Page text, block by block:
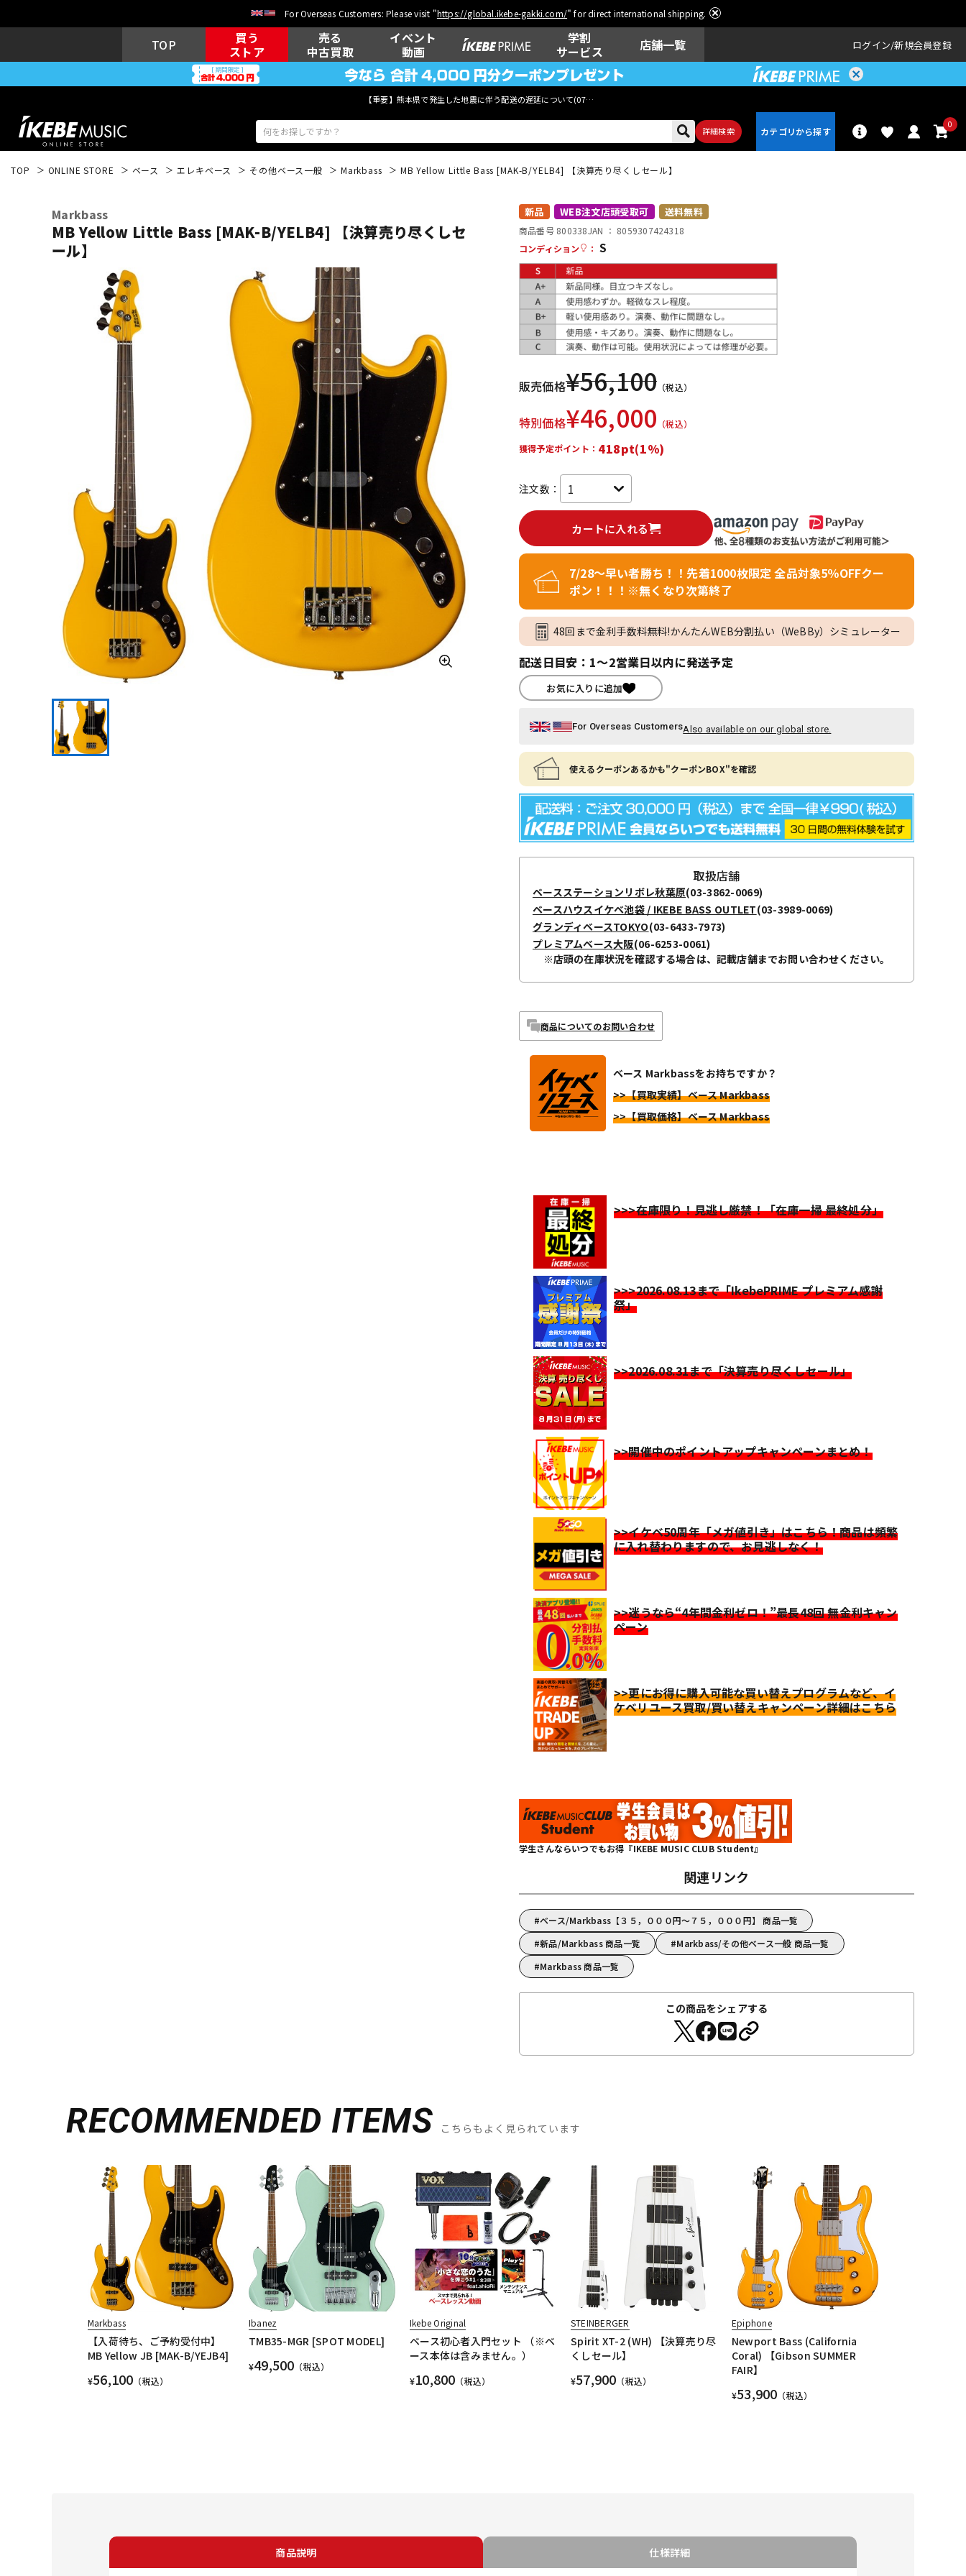
For Overseas Customers: Please visit "https://global.ikebe-gakki.com/" for direct international shipping.
TOP
買う
ストア
売る
中古買取
イベント
動画
学割
サービス
店舗一覧 ログイン 新規会員登録
【重要】熊本県で発生した地震に伴う配送の遅延について(07月29日
詳細検索
0
ウクレレ ドラム
キーボード 電子ピアノ その他楽器
DJ機器 DTM オンラ
イン納品
レコーディン
グ機器
配信/ライブ
機器
中古 ヴィンテージ
TOP ONLINE STORE ベース エレキベース その他ベース一般 Markbass MB Yellow Little Bass [MAK-B/YELB4] 【決算売り尽くしセール】
Markbass
MB Yellow Little Bass [MAK-B/YELB4] 【決算売り尽くしセ
ール】
新品 WEB注文店頭受取可 送料無料
商品番号 800338JAN ： 8059307424318
コンディション
： S
販売価格¥56,100 （税込）
特別価格¥46,000 （税込）
獲得予定ポイント： 418pt(1%)
注文数：
カートに入れる
7/28～早い者勝ち！！先着1000枚限定 全品対象5％OFFクー
ポン！！！※無くなり次第終了
48回まで金利手数料無料!かんたんWEB分割払い（WeBBy）シミュレーター
配送日目安：1～2営業日以内に発送予定
お気に入りに追加
For Overseas CustomersAlso available on our global store.
使えるクーポンあるかも"クーポンBOX"を確認
取扱店舗
ベースステーションリボレ秋葉原(03-3862-0069)
ベースハウスイケベ池袋 / IKEBE BASS OUTLET(03-3989-0069)
グランディベースTOKYO(03-6433-7973)
プレミアムベース大阪(06-6253-0061)
※店頭の在庫状況を確認する場合は、記載店舗までお問い合わせください。
商品についてのお問い合わせ
ベース Markbassをお持ちですか？
>>【買取実績】ベース Markbass
>>【買取価格】ベース Markbass
>>>在庫限り！見逃し厳禁！「在庫一掃 最終処分」
>>>2026.08.13まで「IkebePRIME プレミアム感謝
祭」
>>2026.08.31まで「決算売り尽くしセール」
>>開催中のポイントアップキャンペーンまとめ！
>>イケベ50周年「メガ値引き」はこちら！商品は頻繁
に入れ替わりますので、お見逃しなく！
>>迷うなら“4年間金利ゼロ！”最長48回 無金利キャン
ペーン
>>更にお得に購入可能な買い替えプログラムなど、イ
ケベリユース買取/買い替えキャンペーン詳細はこちら
学生さんならいつでもお得『IKEBE MUSIC CLUB Student』
関連リンク
ベース/Markbass【３５，０００円～７５，０００円】 商品一覧
新品/Markbass 商品一覧
Markbass/その他ベース一般 商品一覧
Markbass 商品一覧
この商品をシェアする
RECOMMENDED ITEMS こちらもよく見られています
Markbass
【入荷待ち、ご予約受付中】
MB Yellow JB [MAK-B/YEJB4]
¥56,100 （税込）
Ibanez
TMB35-MGR [SPOT MODEL]
¥49,500 （税込）
Ikebe Original
ベース初心者入門セット （※ベ
ース本体は含みません。）
¥10,800 （税込）
STEINBERGER
Spirit XT-2 (WH) 【決算売り尽
くしセール】
¥57,900 （税込）
Epiphone
Newport Bass (California
Coral) 【Gibson SUMMER
FAIR】
¥53,900 （税込）
商品説明 仕様詳細